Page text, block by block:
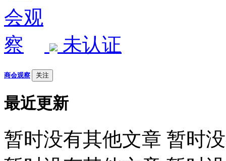
未认证
商会观察 关注
最近更新
暂时没有其他文章 暂时